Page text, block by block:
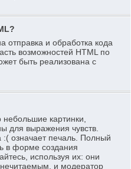
и обработка кода
возможностей HTML по
быть реализована с
картинки,
для выражения чувств.
означает печаль. Полный
в форме создания
используя их: они
нечитаемым, и модератор